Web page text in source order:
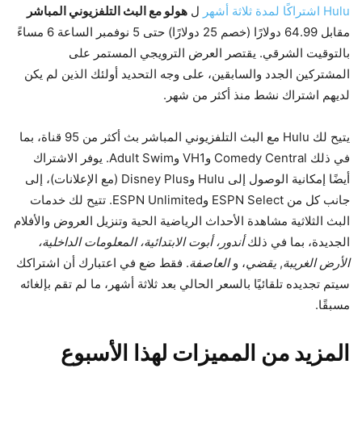
Hulu اشتراكًا لمدة ثلاثة أشهر ل هولو مع البث التلفزيوني المباشر
مقابل 64.99 دولارًا (خصم 25 دولارًا) حتى 5 نوفمبر الساعة 6 مساءً
بالتوقيت الشرقي. يقتصر العرض الترويجي المستمر على
المشتركين الجدد والسابقين، على وجه التحديد أولئك الذين لم يكن
لديهم اشتراك نشط منذ أكثر من شهر.
يتيح لك Hulu مع البث التلفزيوني المباشر بث أكثر من 95 قناة، بما
في ذلك Comedy Central وVH1 وAdult Swim. يوفر الاشتراك
أيضًا إمكانية الوصول إلى Hulu وDisney Plus (مع الإعلانات)، إلى
جانب كل من ESPN Select وESPN Unlimited. تتيح لك خدمات
البث الثلاثية مشاهدة الأحداث الرياضية الحية وتنزيل العروض والأفلام
الجديدة، بما في ذلكأندور، أبوت الابتدائية، المعلومات الداخلية،
الأرض الغريبة, يقضي، والعاصفة. فقط ضع في اعتبارك أن اشتراكك
سيتم تجديده تلقائيًا بالسعر الحالي بعد ثلاثة أشهر، ما لم تقم بإلغائه
مسبقًا.
المزيد من المميزات لهذا الأسبوع